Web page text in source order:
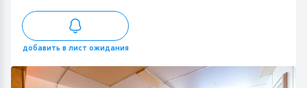
добавить в лист ожидания